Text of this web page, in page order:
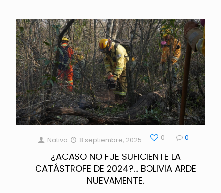
Nativa 8 septiembre, 2025 0 0
¿ACASO NO FUE SUFICIENTE LA
CATÁSTROFE DE 2024?… BOLIVIA ARDE
NUEVAMENTE.